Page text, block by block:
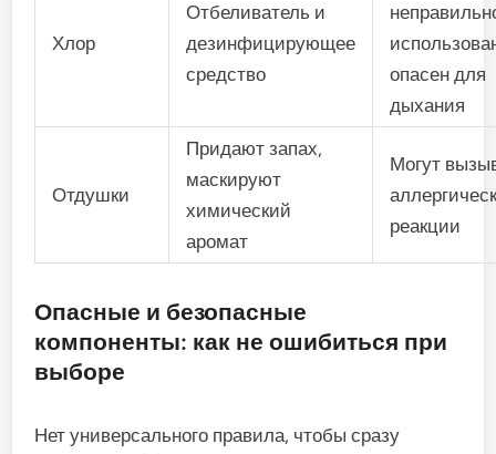
Хлор
Отбеливатель и
дезинфицирующее
средство
опасен для
дыхания
Отдушки
Придают запах,
маскируют
химический
аромат
Могут
реакции
Опасные и безопасные
компоненты: как не ошибиться при
выборе
Нет универсального правила, чтобы сразу